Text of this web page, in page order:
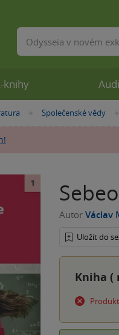
»
Společenské vědy
Autor Václav
Uložit do
Kniha (
knihy
Vyhledávání